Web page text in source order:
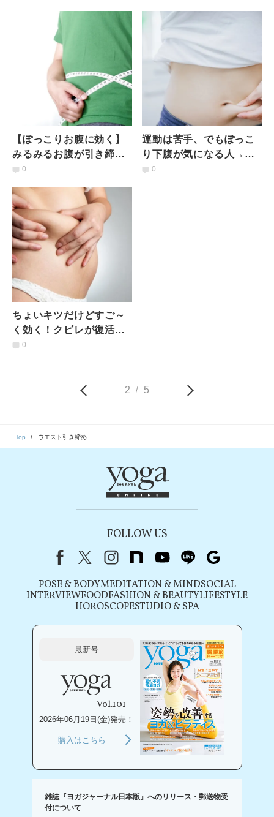
【ぽっこりお腹に効く】
みるみるお腹が引き締ま
る！〈前鋸筋〉にアプロ
レンジ
0
運動は苦手、でもぽっこ
り下腹が気になる人→簡
単だけど効く！本気で下
0
ちょいキツだけどすご～
く効く！クビレが復活す
る【肘付きサイドプラン
0
2 / 5
Top ウエスト引き締め
FOLLOW US
FacebookX（旧Twitter）
instagram
note youtubeline
POSE & BODYMEDITATION & MINDSOCIAL
INTERVIEWFOODFASHION & BEAUTYLIFESTYLE
HOROSCOPESTUDIO & SPA
最新号
Vol.101
2026年06月19日(金)発売！
購入はこちら
雑誌『ヨガジャーナル日本版』へのリリース・郵送物受
付について